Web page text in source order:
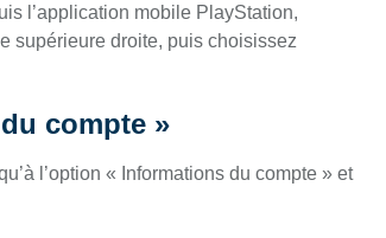
l’application mobile PlayStation,
supérieure droite, puis choisissez
compte »
l’option « Informations du compte » et